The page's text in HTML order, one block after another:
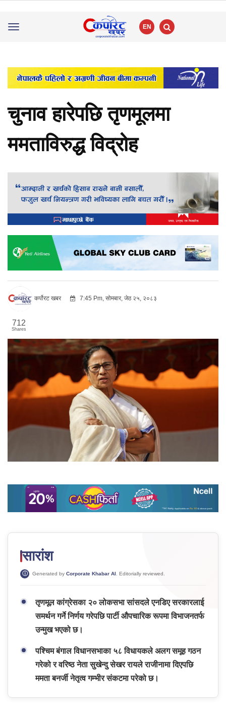
Toggle
EN
चुनाव हारेपछि तृणमूलमा
ममताविरुद्ध विद्रोह
कर्पोरट खबर 7:45 Pm, सोमबार, जेठ २५, २०८३
712
Shares
सारांश
Generated by Corporate Khabar AI . Editorially reviewed.
तृणमूल कांग्रेसका २० लोकसभा सांसदले एनडिए सरकारलाई
समर्थन गर्ने निर्णय गरेपछि पार्टी औपचारिक रूपमा विभाजनतर्फ
उन्मुख भएको छ।
पश्चिम बंगाल विधानसभाका ५८ विधायकले अलग समूह गठन
गरेको र वरिष्ठ नेता सुखेन्दु सेखर रायले राजीनामा दिएपछि
ममता बनर्जी नेतृत्व गम्भीर संकटमा परेको छ।